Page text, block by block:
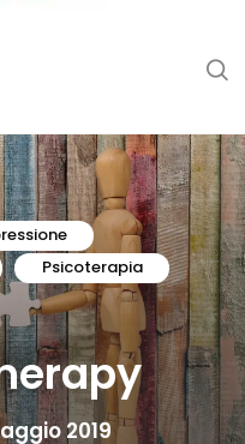
Psicoterapia
2019